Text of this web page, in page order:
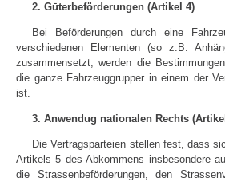
2. Gūterbeförderungen (Artikel 4)
Bei Beförderungen durch eine
verschiedenen Elementen (so z.B.
zusammensetzt, werden die
die ganze Fahrzeuggrupper in einem der
ist.
3. Anwendug nationalen Rechts
Die Vertragsparteien stellen fest, dass
Artikels 5 des Abkommens insbesondere
die Strassenbeförderungen, den